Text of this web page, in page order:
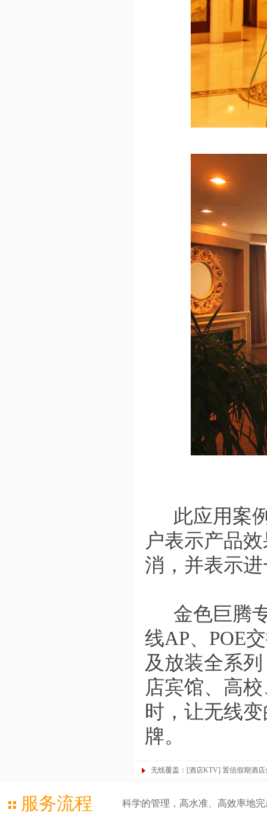
此应用案
户表示产品
消，并表示
金色巨腾
线AP、POE
及放装全系
店宾馆、高
时，让无线
牌。
无线覆盖：[酒店KTV] 置信假期酒
服务流程 科学的管理，高水准、高效率地